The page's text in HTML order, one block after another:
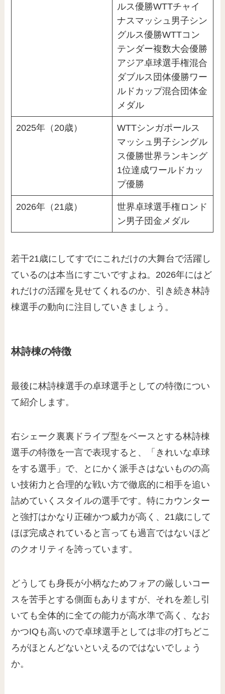
ルス優勝WTTチャイ
ナスマッシュ男子シン
グルス優勝WTTコン
テンダー複数大会優勝
アジア卓球選手権混合
ダブルス団体優勝ワー
ルドカップ混合団体金
メダル
2025年（20歳）
WTTシンガポールス
マッシュ男子シングル
ス優勝世界ランキング
1位達成ワールドカッ
プ優勝
2026年（21歳）
世界卓球選手権ロンド
ン男子団金メダル
若干21歳にしてすでにこれだけの大舞台で活躍し
ているのは本当にすごいですよね。2026年にはど
れだけの活躍を見せてくれるのか、引き続き林詩
棟選手の動向に注目していきましょう。
林詩棟の特徴
最後に林詩棟選手の卓球選手としての特徴につい
て紹介します。
右シェーク裏裏ドライブ型をベースとする林詩棟
選手の特徴を一言で表現すると、「きれいな卓球
をする選手」で、とにかく派手さはないものの高
い技術力と合理的な戦い方で徹底的に相手を追い
詰めていくスタイルの選手です。特にカウンター
と強打はかなり正確かつ威力が高く、21歳にして
ほぼ完成されていると言っても過言ではないほど
のクオリティを誇っています。
どうしても身長が小柄なためフォアの厳しいコー
スを苦手とする側面もありますが、それを差し引
いても全体的に全ての能力が高水準で高く、なお
かつIQも高いので卓球選手としては非の打ちどこ
ろがほとんどないといえるのではないでしょう
か。